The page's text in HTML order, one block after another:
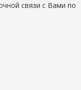
связи с Вами по